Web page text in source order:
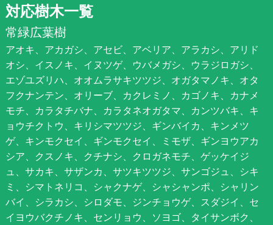
対応樹木一覧
常緑広葉樹
アオキ、アカガシ、アセビ、アベリア、アラカシ、アリド
オシ、イスノキ、イヌツゲ、ウバメガシ、ウラジロガシ、
エゾユズリハ、オオムラサキツツジ、オガタマノキ、オタ
フクナンテン、オリーブ、カクレミノ、カゴノキ、カナメ
モチ、カラタチバナ、カラタネオガタマ、カンツバキ、キ
ョウチクトウ、キリシマツツジ、ギンバイカ、キンメツ
ゲ、キンモクセイ、ギンモクセイ、ミモザ、ギンヨウアカ
シア、クスノキ、クチナシ、クロガネモチ、ゲッケイジ
ュ、サカキ、サザンカ、サツキツツジ、サンゴジュ、シキ
ミ、シマトネリコ、シャクナゲ、シャシャンポ、シャリン
バイ、シラカシ、シロダモ、ジンチョウゲ、スダジイ、セ
イヨウバクチノキ、センリョウ、ソヨゴ、タイサンボク、